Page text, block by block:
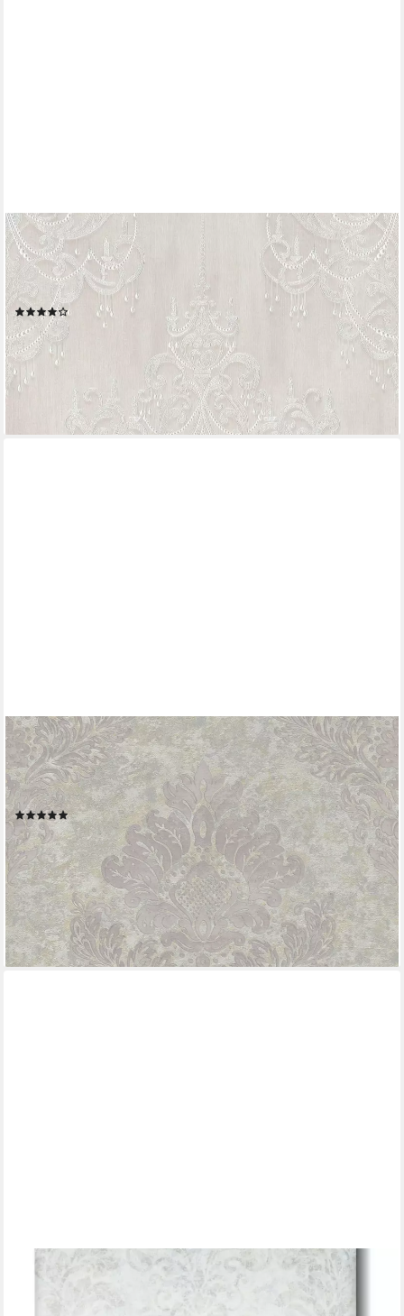
LIVING WALLS
Vliestapete Mata Hari, leicht strukturiert, Barock, gemustert,
ornamental, Ornament Tapete Barock Tapeten Wohnzimmer
Schlafzimmer Küche Flur Büro
35,31 € UVP
60,95 €
(6,62 €/ 1 qm)
-42%
lieferbar - in 4-5 Werktagen bei dir
LIVING WALLS
Vliestapete Metropolitan Stories, Alena St. Petersburg, leicht
strukturiert, Barock, gemustert, ornamental, Ornament Tapete
Barock Tapeten Wohnzimmer Schlafzimmer Küche Flur Büro
(3)
22,23 € UVP59,95 €
(4,17 €/ 1 qm)
-63%
lieferbar - in 3-4 Werktagen bei dir
MARBURG
Vliestapete GZSZ, glatt, ornamental, moderne Tapete für
Wohnzimmer Schlafzimmer Küche